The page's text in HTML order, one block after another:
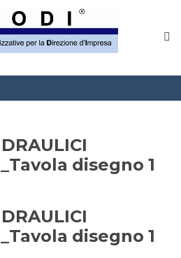
disegno 1
disegno 1